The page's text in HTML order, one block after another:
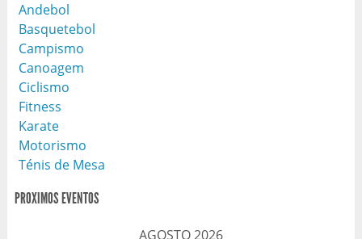
Andebol
Basquetebol
Campismo
Canoagem
Ciclismo
Fitness
Karate
Motorismo
Ténis de Mesa
PROXIMOS EVENTOS
AGOSTO 2026